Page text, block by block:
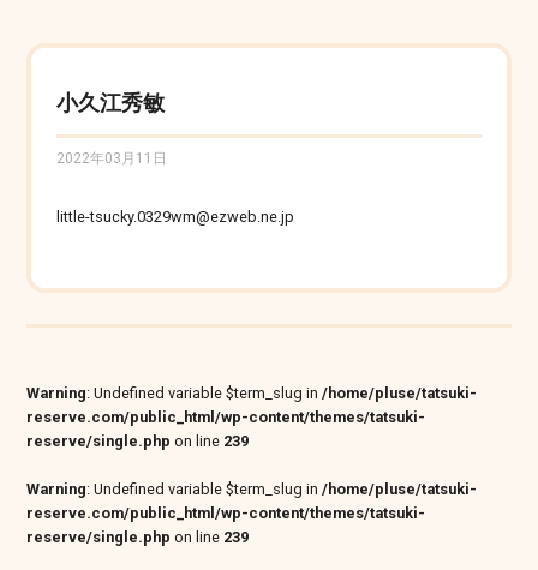
小久江秀敏
2022年03月11日
little-tsucky.0329wm@ezweb.ne.jp
Warning: Undefined variable $term_slug in/home/pluse/tatsuki-
reserve.com/public_html/wp-content/themes/tatsuki-
reserve/single.php on line 239
Warning: Undefined variable $term_slug in/home/pluse/tatsuki-
reserve.com/public_html/wp-content/themes/tatsuki-
reserve/single.php on line 239